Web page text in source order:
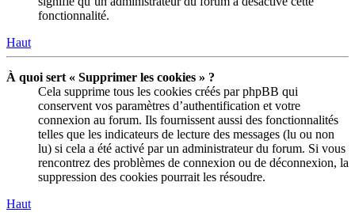
fonctionnalité.
Haut
À quoi sert « Supprimer les cookies » ?
Cela supprime tous les cookies créés par phpBB qui
conservent vos paramètres d’authentification et votre
connexion au forum. Ils fournissent aussi des fonctionnalités
telles que les indicateurs de lecture des messages (lu ou non
lu) si cela a été activé par un administrateur du forum. Si vous
rencontrez des problèmes de connexion ou de déconnexion, la
suppression des cookies pourrait les résoudre.
Haut